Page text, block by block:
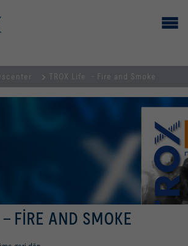
TROX Life - Fire and Smoke
FIRE AND SMOKE